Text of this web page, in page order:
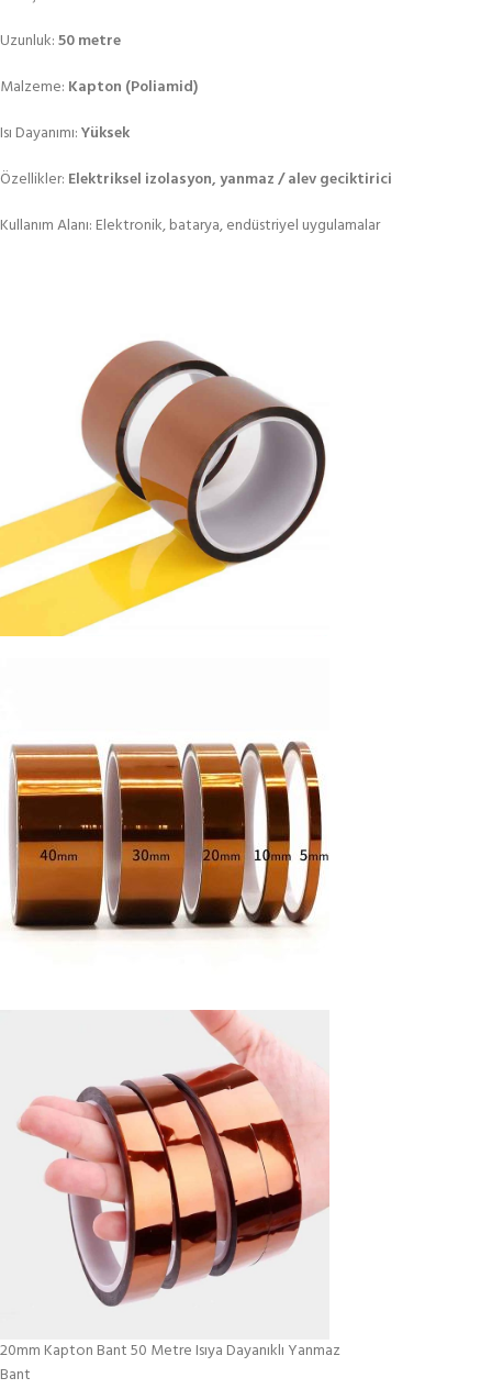
Uzunluk:50 metre
Malzeme: Kapton (Poliamid)
Isı Dayanımı:Yüksek
Özellikler: Elektriksel izolasyon, yanmaz / alev geciktirici
Kullanım Alanı: Elektronik, batarya, endüstriyel uygulamalar
20mm Kapton Bant 50 Metre Isıya Dayanıklı Yanmaz
Bant